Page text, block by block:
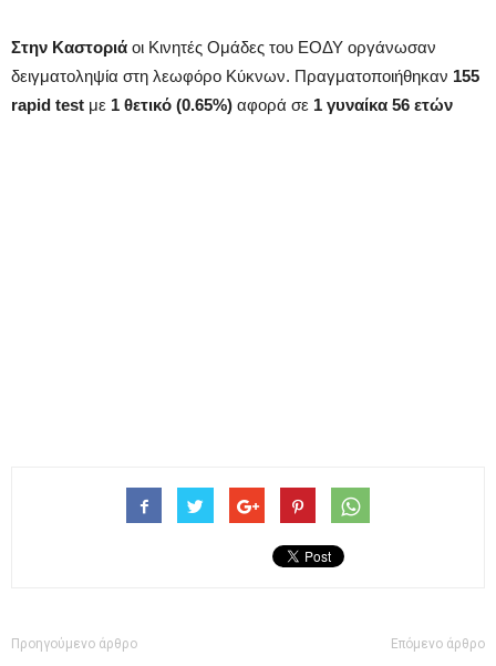
Στην Καστοριά οι Κινητές Ομάδες του ΕΟΔΥ οργάνωσαν
δειγματοληψία στη λεωφόρο Κύκνων. Πραγματοποιήθηκαν 155
rapid test με 1 θετικό (0.65%) αφορά σε 1 γυναίκα 56 ετών
Προηγούμενο άρθρο Επόμενο άρθρο